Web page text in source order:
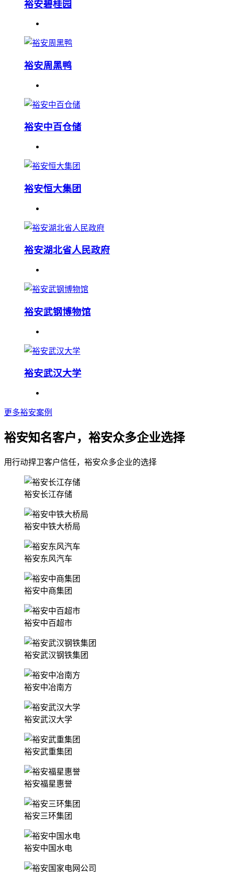
裕安碧桂园
裕安周黑鸭
裕安中百仓储
裕安恒大集团
裕安湖北省人民政府
裕安武钢博物馆
裕安武汉大学
更多裕安案例
裕安知名客户，裕安众多企业选择
用行动捍卫客户信任，裕安众多企业的选择
裕安长江存储
裕安中铁大桥局
裕安东风汽车
裕安中商集团
裕安中百超市
裕安武汉钢铁集团
裕安中冶南方
裕安武汉大学
裕安武重集团
裕安福星惠誉
裕安三环集团
裕安中国水电